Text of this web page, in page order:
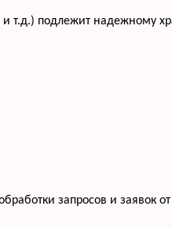
т.д.) подлежит надежному
запросов и заявок